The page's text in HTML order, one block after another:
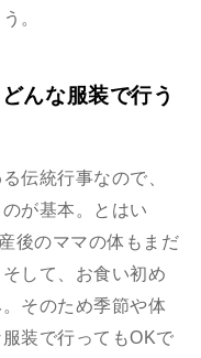
。
んな服装で行う
伝統行事なので、
が基本。とはい
後のママの体もまだ
して、お食い初め
そのため季節や体
装で行ってもOKで